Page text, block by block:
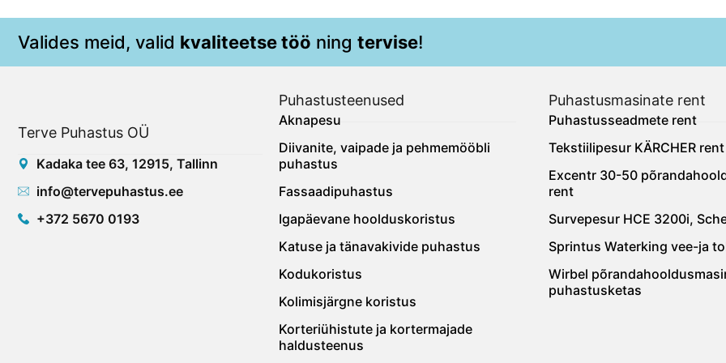
Valides meid, valid kvaliteetse töö ning tervise!
Terve Puhastus OÜ
Kadaka tee 63, 12915, Tallinn
info@tervepuhastus.ee
+372 5670 0193
Puhastusteenused
Aknapesu
Diivanite, vaipade ja pehmemööbli
puhastus
Fassaadipuhastus
Igapäevane hoolduskoristus
Katuse ja tänavakivide puhastus
Kodukoristus
Kolimisjärgne koristus
Korteriühistute ja kortermajade
haldusteenus
Puhastusmasinate rent
Puhastusseadmete rent
Tekstiilipesur KÄRCHER rent
Excentr 30-50
rent
Survepesur HCE 3200i,
Sprintus Waterking vee-ja
Wirbel
puhastusketas